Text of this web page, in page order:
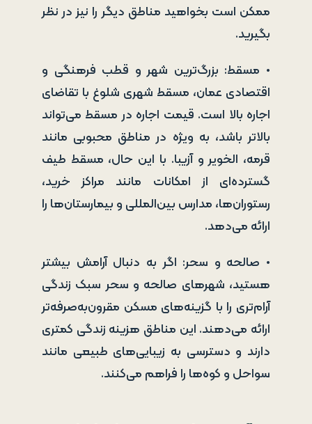
ممکن است بخواهید مناطق دیگر را نیز در نظر
بگیرید.
• مسقط: بزرگ‌ترین شهر و قطب فرهنگی و
اقتصادی عمان، مسقط شهری شلوغ با تقاضای
اجاره بالا است. قیمت اجاره در مسقط می‌تواند
بالاتر باشد، به ویژه در مناطق محبوبی مانند
قرمه، الخویر و آزیبا. با این حال، مسقط طیف
گسترده‌ای از امکانات مانند مراکز خرید،
رستوران‌ها، مدارس بین‌المللی و بیمارستان‌ها را
ارائه می‌دهد.
• صالحه و سحر: اگر به دنبال آرامش بیشتر
هستید، شهرهای صالحه و سحر سبک زندگی
آرام‌تری را با گزینه‌های مسکن مقرون‌به‌صرفه‌تر
ارائه می‌دهند. این مناطق هزینه زندگی کمتری
دارند و دسترسی به زیبایی‌های طبیعی مانند
سواحل و کوه‌ها را فراهم می‌کنند.